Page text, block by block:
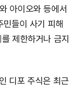
아이오와 등에서
들이 사기 피해
제한하거나 금지
디포 주식은 최근